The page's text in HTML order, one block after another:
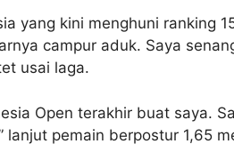
yang kini menghuni ranking
campur aduk. Saya
usai laga.
Open terakhir buat saya.
pemain berpostur 1,65